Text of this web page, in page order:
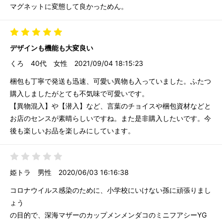
マグネットに変態して良かっためん。
デザインも機能も大変良い
くろ
40代 女性 2021/09/04 18:15:23
梱包も丁寧で発送も迅速、可愛い異物も入っていました。ふたつ
購入しましたがとても不気味で可愛いです。
【異物混入】や【潜入】など、言葉のチョイスや梱包資材などと
お店のセンスが素晴らしいですね。また是非購入したいです。今
後も楽しいお品を楽しみにしています。
姫トラ 男性 2020/06/03 16:16:38
コロナウイルス感染のために、小学校にいけない孫に頑張りまし
ょう
の目的で、深海マザーのカップメンメンダコのミニフアシーYG